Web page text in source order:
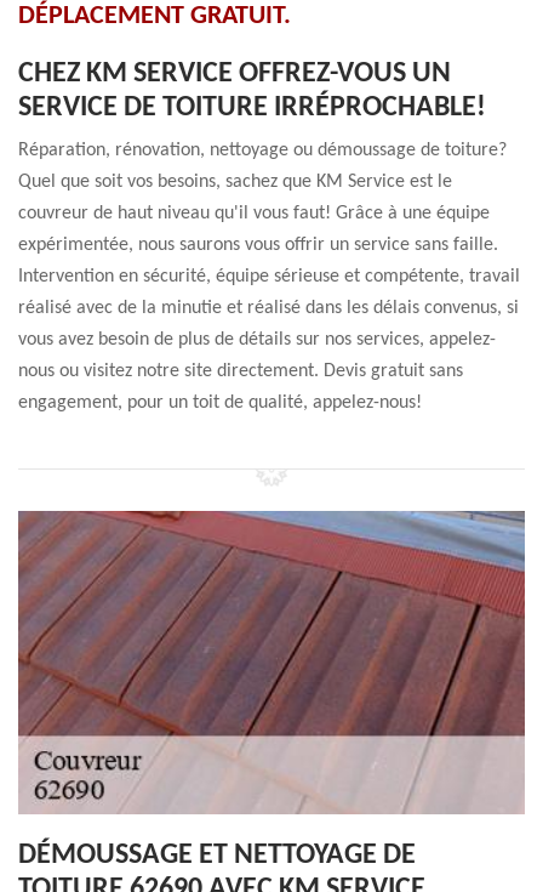
DÉPLACEMENT GRATUIT.
CHEZ KM SERVICE OFFREZ-VOUS UN
SERVICE DE TOITURE IRRÉPROCHABLE!
Réparation, rénovation, nettoyage ou démoussage de toiture?
Quel que soit vos besoins, sachez que KM Service est le
couvreur de haut niveau qu'il vous faut! Grâce à une équipe
expérimentée, nous saurons vous offrir un service sans faille.
Intervention en sécurité, équipe sérieuse et compétente, travail
réalisé avec de la minutie et réalisé dans les délais convenus, si
vous avez besoin de plus de détails sur nos services, appelez-
nous ou visitez notre site directement. Devis gratuit sans
engagement, pour un toit de qualité, appelez-nous!
DÉMOUSSAGE ET NETTOYAGE DE